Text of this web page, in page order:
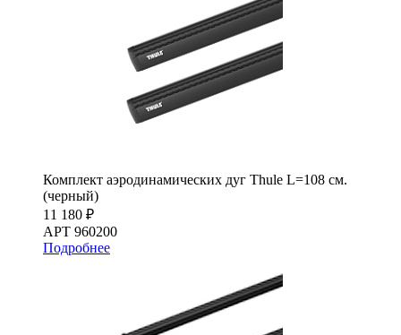
Комплект аэродинамических дуг Thule L=108 см.
(черный)
11 180 ₽
АРТ 960200
Подробнее